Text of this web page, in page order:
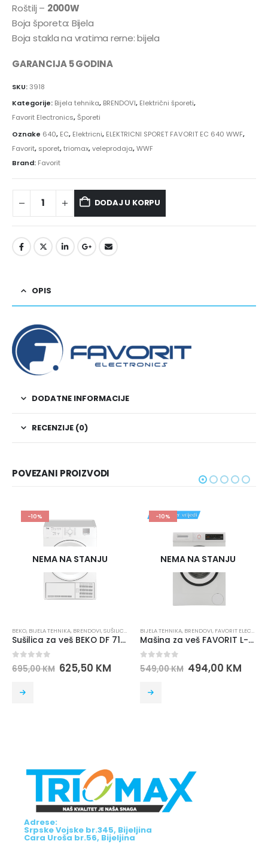
Roštilj – 2000W
Boja šporeta: Bijela
Boja stakla na vratima rerne: bijela
GARANCIJA 5 GODINA
SKU:3918
Kategorije: Bijela tehnika, BRENDOVI, Električni šporeti,
Favorit Electronics,Šporeti
Oznake 640, EC, Elektricni, ELEKTRICNI SPORET FAVORIT EC 640 WWF,
Favorit, sporet,triomax,veleprodaja,WWF
Brand: Favorit
DODAJ U KORPU
OPIS
DODATNE INFORMACIJE
RECENZIJE (0)
POVEZANI PROIZVODI
-10%
NEMA NA STANJU
BEKO,BIJELA TEHNIKA,BRENDOVI,SUŠILICE ZA VEŠ
Sušilica za veš BEKO DF 7111 PAW
out of 5
695,00KM 625,50KM
-10%
NEMA NA STANJU
BIJELA TEHNIKA,BRENDOVI,FAVORIT ELECTRONICS
Mašina za veš FAVORIT L-7101/MP7102
out of 5
549,00KM 494,00KM
Adrese:
Srpske Vojske br.345, Bijeljina
Cara Uroša br.56, Bijeljina